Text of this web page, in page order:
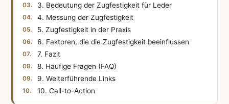
3. Bedeutung der Zugfestigkeit für Leder
4. Messung der Zugfestigkeit
5. Zugfestigkeit in der Praxis
6. Faktoren, die die Zugfestigkeit beeinflussen
7. Fazit
8. Häufige Fragen (FAQ)
9. Weiterführende Links
10. Call-to-Action